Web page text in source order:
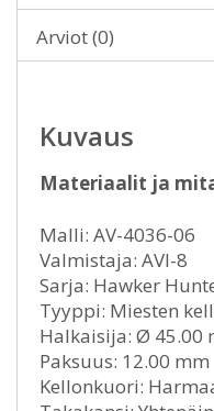
Arviot (0)
Kuvaus
Materiaalit ja
Malli: AV-4036-06
Valmistaja: AVI-8
Sarja: Hawker
Tyyppi: Miesten
Halkaisija: Ø 45.00
Paksuus: 12.00 mm
Kellonkuori: